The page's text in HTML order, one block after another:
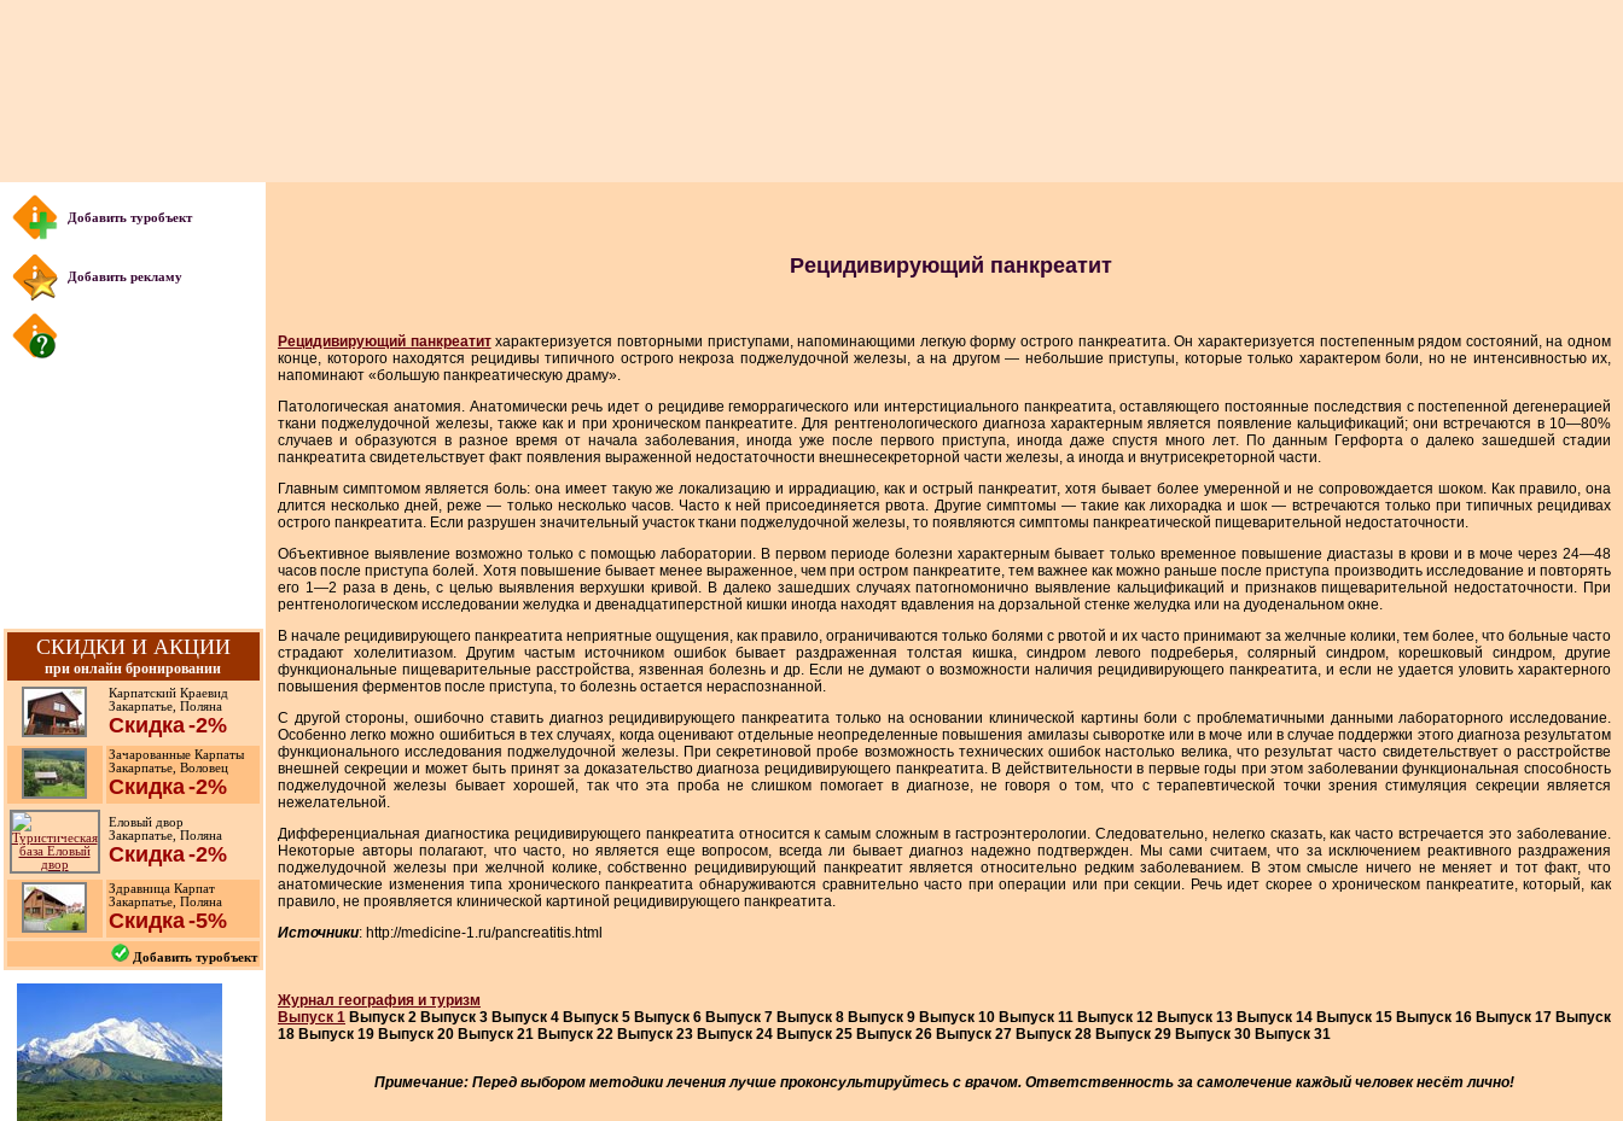
Добавить туробъект
Добавить рекламу
СКИДКИ И АКЦИИ
при онлайн бронировании
Карпатский Краевид
Закарпатье, Поляна
Скидка-2%
Зачарованные Карпаты
Закарпатье, Воловец
Скидка-2%
Еловый двор
Закарпатье, Поляна
Скидка-2%
Здравница Карпат
Закарпатье, Поляна
Скидка-5%
Добавить туробъект
Рецидивирующий панкреатит
Рецидивирующий панкреатитхарактеризуется повторными приступами, напоминающими легкую форму острого панкреатита. Он характеризуется постепенным рядом состояний, на одном
конце, которого находятся рецидивы типичного острого некроза поджелудочной железы, а на другом — небольшие приступы, которые только характером боли, но не интенсивностью их,
напоминают «большую панкреатическую драму».
Патологическая анатомия. Анатомически речь идет о рецидиве геморрагического или интерстициального панкреатита, оставляющего постоянные последствия с постепенной дегенерацией
ткани поджелудочной железы, также как и при хроническом панкреатите. Для рентгенологического диагноза характерным является появление кальцификаций; они встречаются в 10—80%
случаев и образуются в разное время от начала заболевания, иногда уже после первого приступа, иногда даже спустя много лет. По данным Герфорта о далеко зашедшей стадии
панкреатита свидетельствует факт появления выраженной недостаточности внешнесекреторной части железы, а иногда и внутрисекреторной части.
Главным симптомом является боль: она имеет такую же локализацию и иррадиацию, как и острый панкреатит, хотя бывает более умеренной и не сопровождается шоком. Как правило, она
длится несколько дней, реже — только несколько часов. Часто к ней присоединяется рвота. Другие симптомы — такие как лихорадка и шок — встречаются только при типичных рецидивах
острого панкреатита. Если разрушен значительный участок ткани поджелудочной железы, то появляются симптомы панкреатической пищеварительной недостаточности.
Объективное выявление возможно только с помощью лаборатории. В первом периоде болезни характерным бывает только временное повышение диастазы в крови и в моче через 24—48
часов после приступа болей. Хотя повышение бывает менее выраженное, чем при остром панкреатите, тем важнее как можно раньше после приступа производить исследование и повторять
его 1—2 раза в день, с целью выявления верхушки кривой. В далеко зашедших случаях патогномонично выявление кальцификаций и признаков пищеварительной недостаточности. При
рентгенологическом исследовании желудка и двенадцатиперстной кишки иногда находят вдавления на дорзальной стенке желудка или на дуоденальном окне.
В начале рецидивирующего панкреатита неприятные ощущения, как правило, ограничиваются только болями с рвотой и их часто принимают за желчные колики, тем более, что больные часто
страдают холелитиазом. Другим частым источником ошибок бывает раздраженная толстая кишка, синдром левого подреберья, солярный синдром, корешковый синдром, другие
функциональные пищеварительные расстройства, язвенная болезнь и др. Если не думают о возможности наличия рецидивирующего панкреатита, и если не удается уловить характерного
повышения ферментов после приступа, то болезнь остается нераспознанной.
С другой стороны, ошибочно ставить диагноз рецидивирующего панкреатита только на основании клинической картины боли с проблематичными данными лабораторного исследование.
Особенно легко можно ошибиться в тех случаях, когда оценивают отдельные неопределенные повышения амилазы сыворотке или в моче или в случае поддержки этого диагноза результатом
функционального исследования поджелудочной железы. При секретиновой пробе возможность технических ошибок настолько велика, что результат часто свидетельствует о расстройстве
внешней секреции и может быть принят за доказательство диагноза рецидивирующего панкреатита. В действительности в первые годы при этом заболевании функциональная способность
поджелудочной железы бывает хорошей, так что эта проба не слишком помогает в диагнозе, не говоря о том, что с терапевтической точки зрения стимуляция секреции является
нежелательной.
Дифференциальная диагностика рецидивирующего панкреатита относится к самым сложным в гастроэнтерологии. Следовательно, нелегко сказать, как часто встречается это заболевание.
Некоторые авторы полагают, что часто, но является еще вопросом, всегда ли бывает диагноз надежно подтвержден. Мы сами считаем, что за исключением реактивного раздражения
поджелудочной железы при желчной колике, собственно рецидивирующий панкреатит является относительно редким заболеванием. В этом смысле ничего не меняет и тот факт, что
анатомические изменения типа хронического панкреатита обнаруживаются сравнительно часто при операции или при секции. Речь идет скорее о хроническом панкреатите, который, как
правило, не проявляется клинической картиной рецидивирующего панкреатита.
Источники: http://medicine-1.ru/pancreatitis.html
Журнал география и туризм
Выпуск 1 Выпуск 2 Выпуск 3 Выпуск 4 Выпуск 5 Выпуск 6 Выпуск 7 Выпуск 8 Выпуск 9 Выпуск 10 Выпуск 11 Выпуск 12 Выпуск 13 Выпуск 14 Выпуск 15 Выпуск 16 Выпуск 17 Выпуск
18 Выпуск 19 Выпуск 20 Выпуск 21 Выпуск 22 Выпуск 23 Выпуск 24 Выпуск 25 Выпуск 26 Выпуск 27 Выпуск 28 Выпуск 29 Выпуск 30 Выпуск 31
Примечание: Перед выбором методики лечения лучше проконсультируйтесь с врачом. Ответственность за самолечение каждый человек несёт лично!